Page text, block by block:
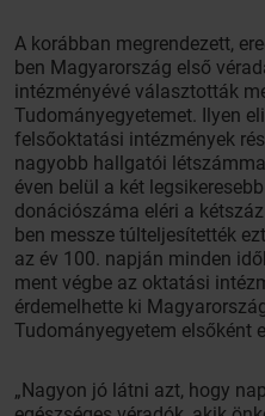
A korábban megrendezett,
ben Magyarország első
intézményévé választották
Tudományegyetemet. Ilyen
felsőoktatási intézmények
nagyobb hallgatói
éven belül a két
donációszáma eléri a
ben messze túlteljesítették
az év 100. napján minden
ment végbe az oktatási
érdemelhette ki
Tudományegyetem elsőként
„Nagyon jó látni azt, hogy